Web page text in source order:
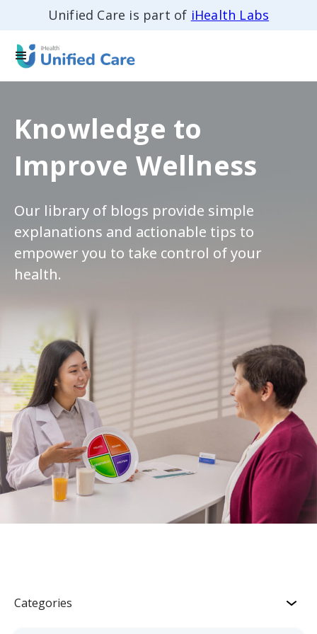
Unified Care is part of iHealth Labs
Knowledge to
Improve Wellness
Our library of blogs provide simple
explanations and actionable tips to
empower you to take control of your
health.
Categories